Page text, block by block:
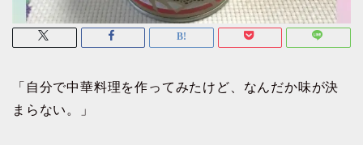
「自分で中華料理を作ってみたけど、なんだか味が決
まらない。」